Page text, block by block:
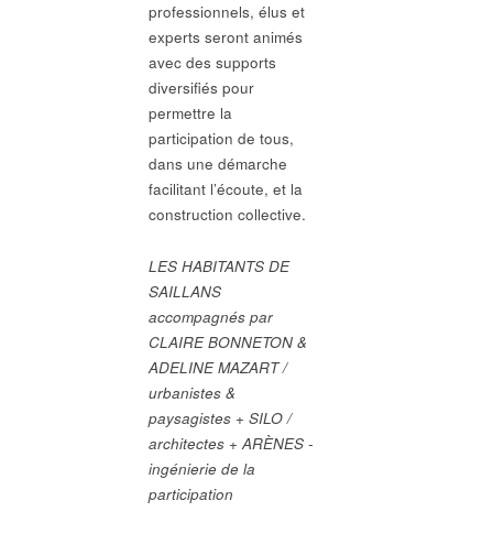
professionnels, élus et
experts seront animés
avec des supports
diversifiés pour
permettre la
participation de tous,
dans une démarche
facilitant l’écoute, et la
construction collective.
LES HABITANTS DE
SAILLANS
accompagnés par
CLAIRE BONNETON &
ADELINE MAZART /
urbanistes &
paysagistes + SILO /
architectes + ARÈNES -
ingénierie de la
participation